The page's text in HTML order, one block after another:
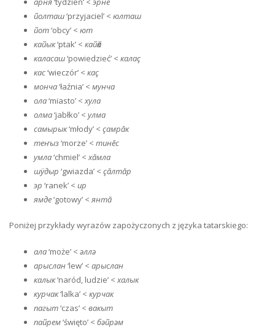
йолташ‘przyjaciel’ < юлташ
йот‘obcy’ < ют
кайык‘ptak’ < кайӑк
каласаш‘powiedzieć’ < калаç
кас‘wieczór’ < каç
монча‘łaźnia’ < мунча
ола‘miasto’ < хула
олма‘jabłko’ < улма
самырык‘młody’ < çамрăк
теҥыз‘morze’ < тинĕс
умла‘chmiel’ < хăмла
шӱдыр ‘gwiazda’ < çăлтăр
эр ‘ranek’ < ир
ямде‘gotowy’ <янтă
Poniżej przykłady wyrazów zapożyczonych z języka tatarskiego:
ала‘może’ < әллә
арыслан‘lew’ < арыслан
калык‘naród, ludzie’ < халык
курчак‘lalka’ < курчак
пагыт‘czas’ < вакыт
пайрем‘święto’ < бәйрәм